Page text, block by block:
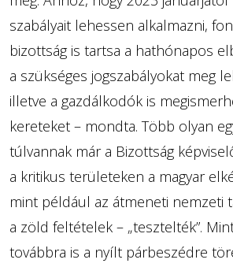
szabályait lehessen alkalmazni,
bizottság is tartsa a hathónapos
a szükséges jogszabályokat meg
illetve a gazdálkodók is
kereteket – mondta. Több olyan
túlvannak már a Bizottság
a kritikus területeken a magyar
mint például az átmeneti nemzeti
a zöld feltételek – „tesztelték”.
továbbra is a nyílt párbeszédre